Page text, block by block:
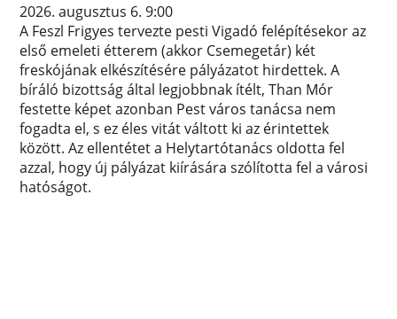
2026. augusztus 6. 9:00
A Feszl Frigyes tervezte pesti Vigadó felépítésekor az
első emeleti étterem (akkor Csemegetár) két
freskójának elkészítésére pályázatot hirdettek. A
bíráló bizottság által legjobbnak ítélt, Than Mór
festette képet azonban Pest város tanácsa nem
fogadta el, s ez éles vitát váltott ki az érintettek
között. Az ellentétet a Helytartótanács oldotta fel
azzal, hogy új pályázat kiírására szólította fel a városi
hatóságot.